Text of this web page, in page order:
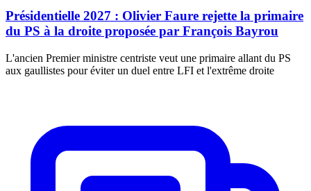
Présidentielle 2027 : Olivier Faure rejette la primaire
du PS à la droite proposée par François Bayrou
L'ancien Premier ministre centriste veut une primaire allant du PS
aux gaullistes pour éviter un duel entre LFI et l'extrême droite